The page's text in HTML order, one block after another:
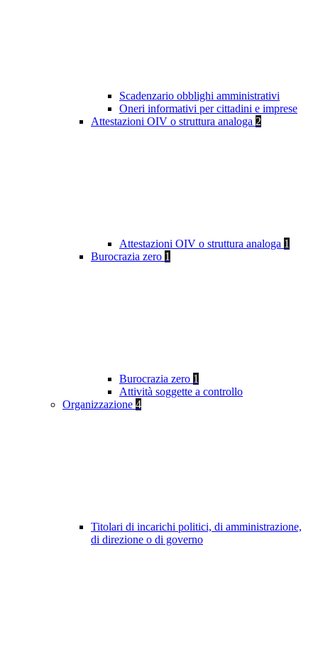
Scadenzario obblighi amministrativi
Oneri informativi per cittadini e imprese
Attestazioni OIV o struttura analoga 2
Attestazioni OIV o struttura analoga 1
Burocrazia zero 1
Burocrazia zero 1
Attività soggette a controllo
Organizzazione 4
Titolari di incarichi politici, di amministrazione,
di direzione o di governo